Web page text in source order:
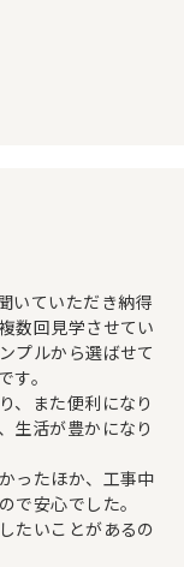
いていただき納得
数回見学させてい
プルから選ばせて
。
、また便利になり
生活が豊かになり
ったほか、工事中
で安心でした。
たいことがあるの